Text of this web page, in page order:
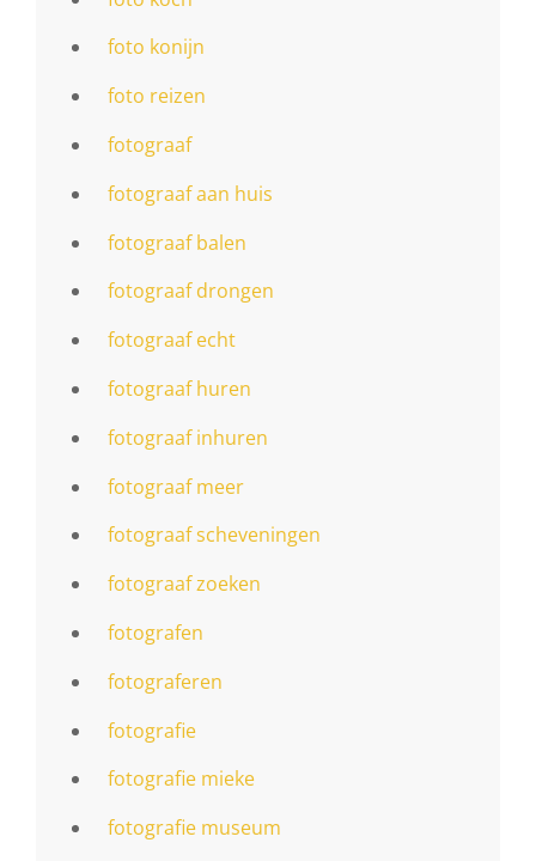
foto konijn
foto reizen
fotograaf
fotograaf aan huis
fotograaf balen
fotograaf drongen
fotograaf echt
fotograaf huren
fotograaf inhuren
fotograaf meer
fotograaf scheveningen
fotograaf zoeken
fotografen
fotograferen
fotografie
fotografie mieke
fotografie museum